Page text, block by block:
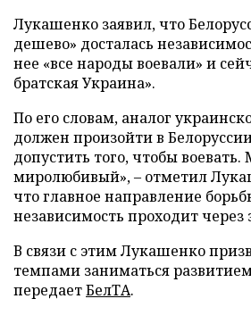
Лукашенко заявил, что
дешево» досталась
нее «все народы воевали» и
братская Украина».
По его словам, аналог
должен произойти в
допустить того, чтобы
миролюбивый», – отметил
что главное направление
независимость проходит через
В связи с этим Лукашенко
темпами заниматься
передаетБелТА.